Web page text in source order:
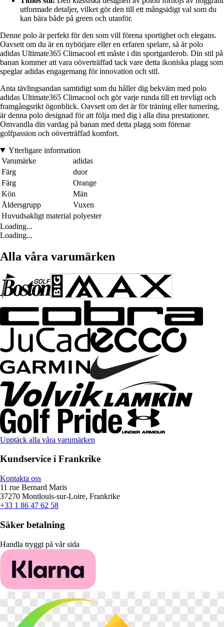
utformade detaljer, vilket gör den till ett mångsidigt val som du
kan bära både på green och utanför.
Denne polo är perfekt för den som vill förena sportighet och elegans.
Oavsett om du är en nybörjare eller en erfaren spelare, så är polo
adidas Ultimate365 Climacool ett måste i din sportgarderob. Din stil på
banan kommer att vara oöverträffad tack vare detta ikoniska plagg som
speglar adidas engagemang för innovation och stil.
Anta tävlingsandan samtidigt som du håller dig bekväm med polo
adidas Ultimate365 Climacool och gör varje runda till ett trevligt och
framgångsrikt ögonblick. Oavsett om det är för träning eller turnering,
är denna polo designad för att följa med dig i alla dina prestationer.
Omvandla din vardag på banan med detta plagg som förenar
golfpassion och oöverträffad komfort.
Ytterligare information
Varumärke
adidas
Färg
duor
Färg
Orange
Kön
Män
Åldersgrupp
Vuxen
Huvudsakligt material polyester
Loading...
Loading...
Alla våra varumärken
Upptäck alla våra varumärken
Kundservice i Frankrike
Kontakta oss
11 rue Bernard Maris
37270 Montlouis-sur-Loire, Frankrike
+33 1 86 47 62 58
Säker betalning
Handla tryggt på vår sida